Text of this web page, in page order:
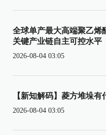
全球单产最大高端聚乙烯
关键产业链自主可控水平
2026-08-04 03:05
【新知解码】菱方堆垛有
2026-08-04 03:05